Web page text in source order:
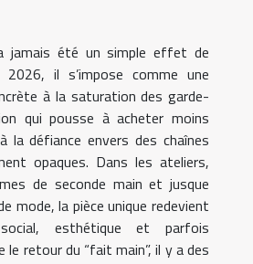
jamais été un simple effet de
il s’impose comme une
à la saturation des garde-
qui pousse à acheter moins
la défiance envers des chaînes
opaques. Dans les ateliers,
de seconde main et jusque
mode, la pièce unique redevient
esthétique et parfois
le retour du “fait main”, il y a des